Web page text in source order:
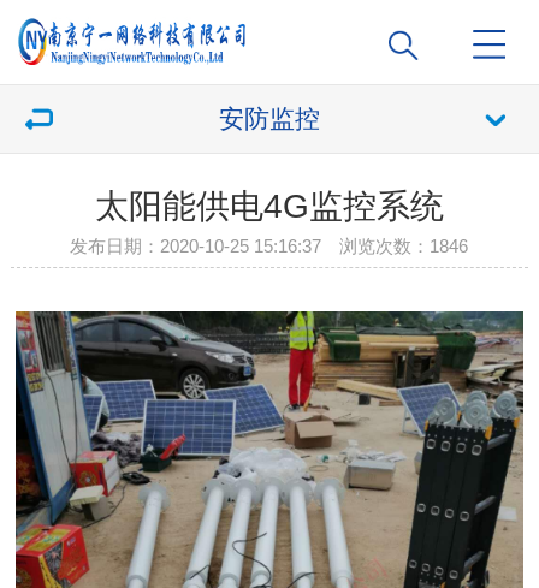
安防监控
太阳能供电4G监控系统
发布日期：2020-10-25 15:16:37 浏览次数： 1846